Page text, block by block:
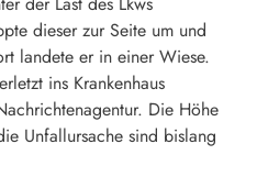
dieser zur Seite um und
landete er in einer Wiese.
ins Krankenhaus
Die Höhe
Unfallursache sind bislang